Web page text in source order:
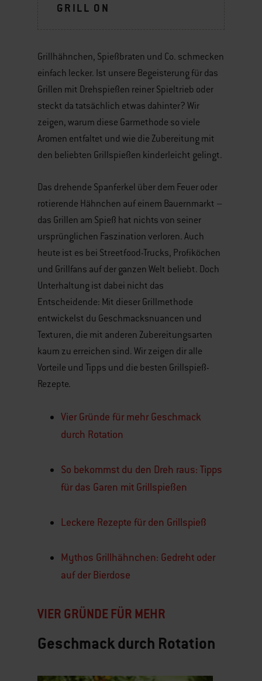
GRILL ON
Grillhähnchen, Spießbraten und Co. schmecken
einfach lecker. Ist unsere Begeisterung für das
Grillen mit Drehspießen reiner Spieltrieb oder
steckt da tatsächlich etwas dahinter? Wir
zeigen, warum diese Garmethode so viele
Aromen entfaltet und wie die Zubereitung mit
den beliebten Grillspießen kinderleicht gelingt.
Das drehende Spanferkel über dem Feuer oder
rotierende Hähnchen auf einem Bauernmarkt –
das Grillen am Spieß hat nichts von seiner
ursprünglichen Faszination verloren. Auch
heute ist es bei Streetfood-Trucks, Profiköchen
und Grillfans auf der ganzen Welt beliebt. Doch
Unterhaltung ist dabei nicht das
Entscheidende: Mit dieser Grillmethode
entwickelst du Geschmacksnuancen und
Texturen, die mit anderen Zubereitungsarten
kaum zu erreichen sind. Wir zeigen dir alle
Vorteile und Tipps und die besten Grillspieß-
Rezepte.
Vier Gründe für mehr Geschmack
durch Rotation
So bekommst du den Dreh raus: Tipps
für das Garen mit Grillspießen
Leckere Rezepte für den Grillspieß
Mythos Grillhähnchen: Gedreht oder
auf der Bierdose
VIER GRÜNDE FÜR MEHR
Geschmack durch Rotation